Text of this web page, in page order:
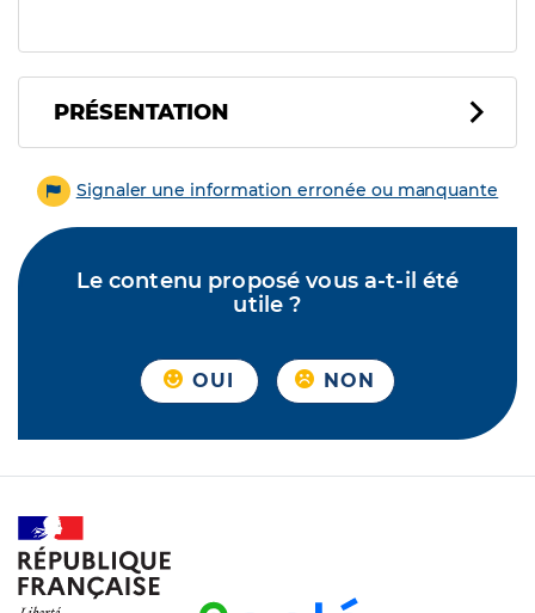
PRÉSENTATION
Signaler une information erronée ou manquante
Le contenu proposé vous a-t-il été
utile ?
OUI NON